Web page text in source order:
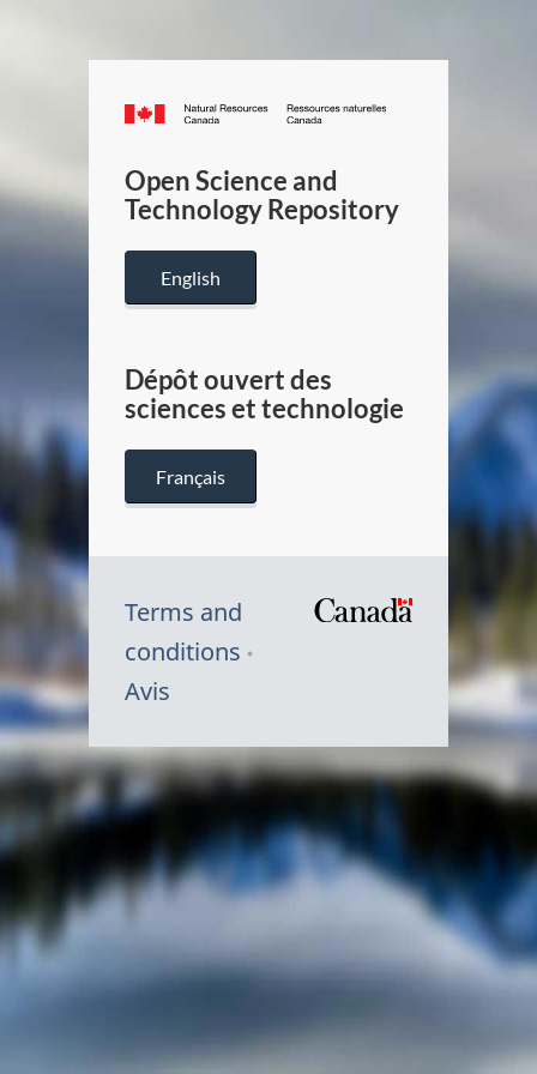
Canada.ca
/
Canada
Open Science and
Technology Repository
English
Dépôt ouvert des
sciences et technologie
Français
Terms and
conditions
Avis
Symbole
du
Canada